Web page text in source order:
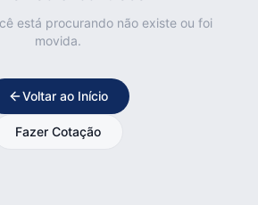
está procurando não existe ou foi
movida.
Voltar ao Início
Fazer Cotação